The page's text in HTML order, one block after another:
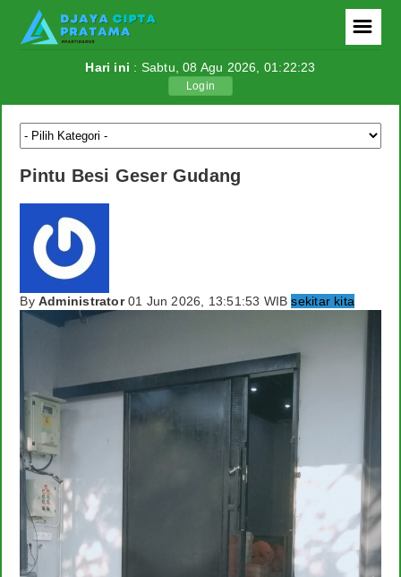
Politik
Tutorial
Teknologi
Internasional
Download
Agenda
Layanan Kami
Spesialis Pintu Besi
Kontak
☰
Hari ini : Sabtu, 08 Agu 2026, 01:22:24
Login
Pintu Besi Geser Gudang
ByAdministrator 01 Jun 2026, 13:51:53 WIBsekitar kita